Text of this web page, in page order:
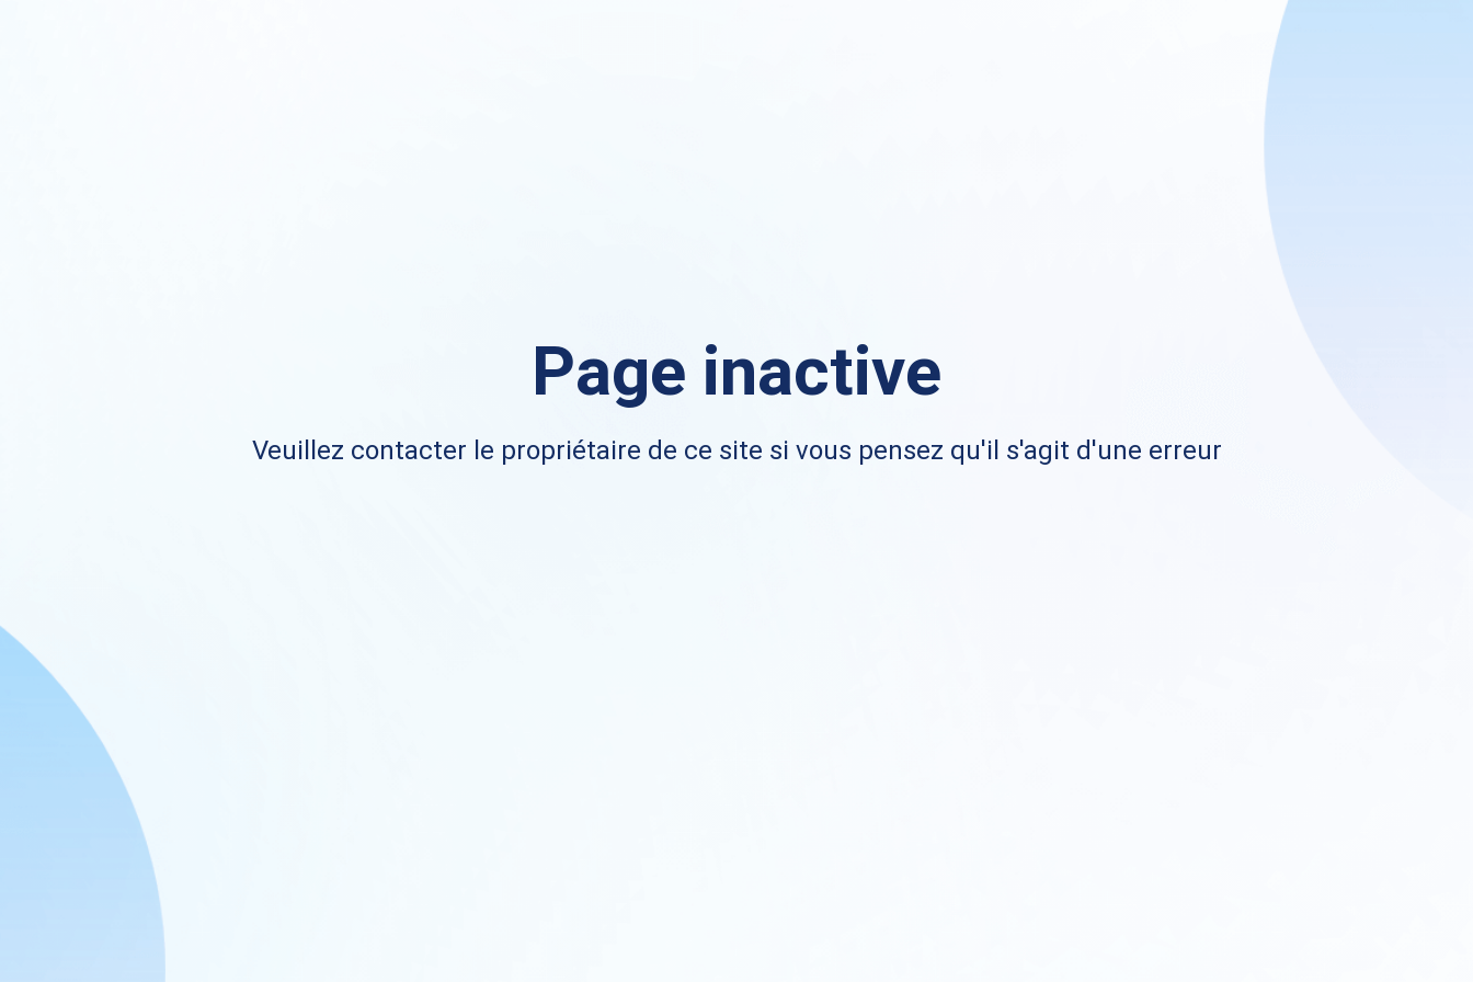
Page inactive
Veuillez contacter le propriétaire de ce site si vous pensez qu'il s'agit d'une erreur